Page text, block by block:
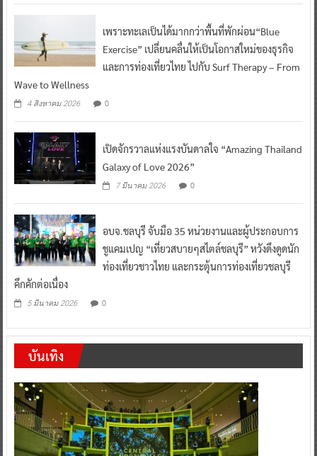
เพราะทะเลเป็นได้มากกว่าพื้นที่พักผ่อน“Blue
Exercise” เปลี่ยนคลื่นให้เป็นโอกาสใหม่ของธุรกิจ
และการท่องเที่ยวไทย ไปกับ Surf Therapy – From
Wave to Wellness
4 สิงหาคม 2026 0
เปิดจักรวาลแห่งแรงบันดาลใจ “Amazing Thailand
Galaxy of Love 2026”
7 มีนาคม 2026 0
อบจ.ชลบุรี จับมือ 35 หน่วยงานและผู้ประกอบการ
ชูแคมเปญ “เที่ยวสบายๆสไตล์ชลบุรี” หวังดึงดูดนัก
ท่องเที่ยวชาวไทย และกระตุ้นการท่องเที่ยวชลบุรี
คึกคักต่อเนื่อง
5 มีนาคม 2026 0
บันเทิง